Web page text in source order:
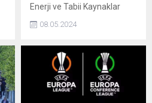
Enerji ve Tabii Kaynaklar
BOTAŞ ile ABDnin
LNG ticaretine ilişkin iş birliği
anlaşması imzalandığını
açıkladı.
08.05.2024